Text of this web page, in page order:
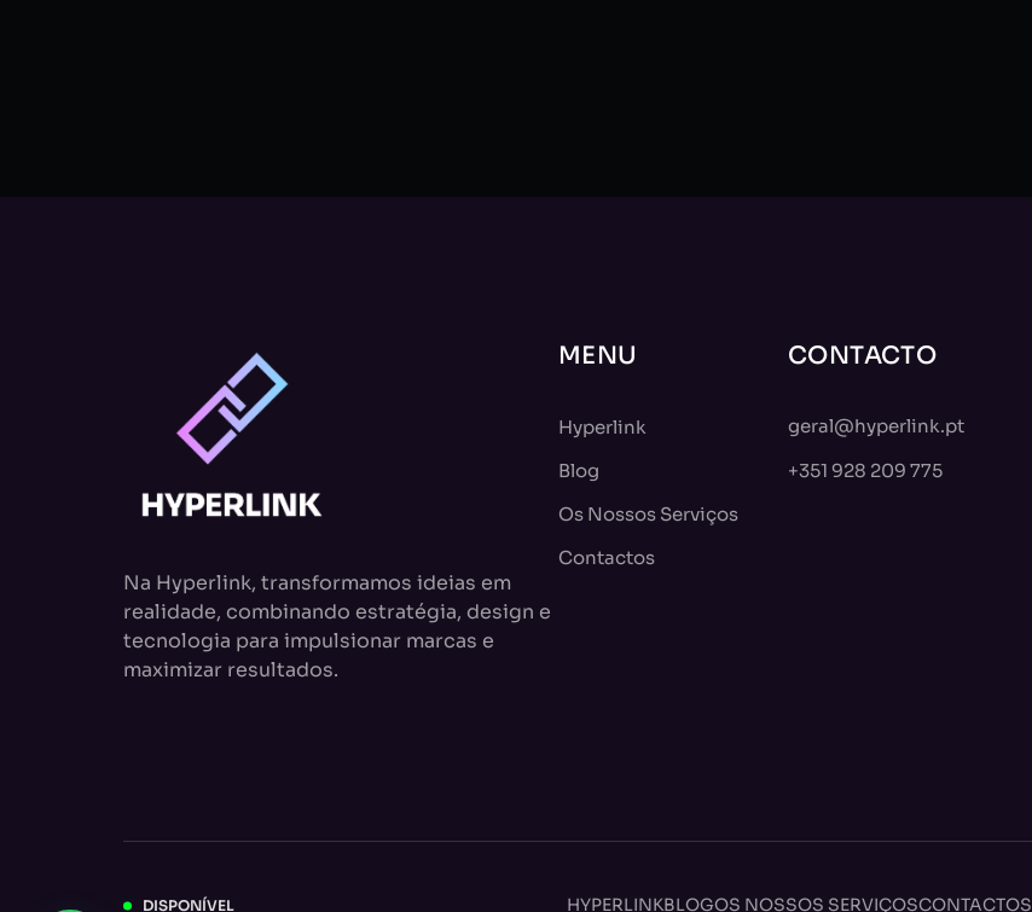
Na Hyperlink, transformamos ideias em
realidade, combinando estratégia, design e
tecnologia para impulsionar marcas e
maximizar resultados.
MENU
Hyperlink
Blog
Os Nossos Serviços
Contactos
CONTACTO
geral@hyperlink.pt
+351 928 209 775
DISPONÍVEL HYPERLINKBLOGOS NOSSOS SERVIÇOSCONTACTOS